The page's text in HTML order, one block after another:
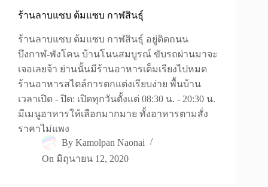
ร้านลาบแซบ ต้มแซบ กาฬสินธุ์
ร้านลาบแซบ ต้มแซบ กาฬสินธุ์ อยู่ติดถนน
บึงกาฬ-พังโคน บ้านโนนสมบูรณ์ ขับรถผ่านมาจะ
เจอเลยจ้า ย่านนั้นมีร้านอาหารเต็มเรียงไปหมด
ร้านอาหารสไตล์การตกแต่งเรียบง่าย พื้นบ้าน
เวลาเปิด - ปิด: เปิดทุกวันตั้งแต่ 08:30 น. - 20:30 น.
มีเมนูอาหารให้เลือกมากมาย ทั้งอาหารตามสั่ง
ราคาไม่แพง
By Kamolpan Naonai
On มิถุนายน 12, 2020